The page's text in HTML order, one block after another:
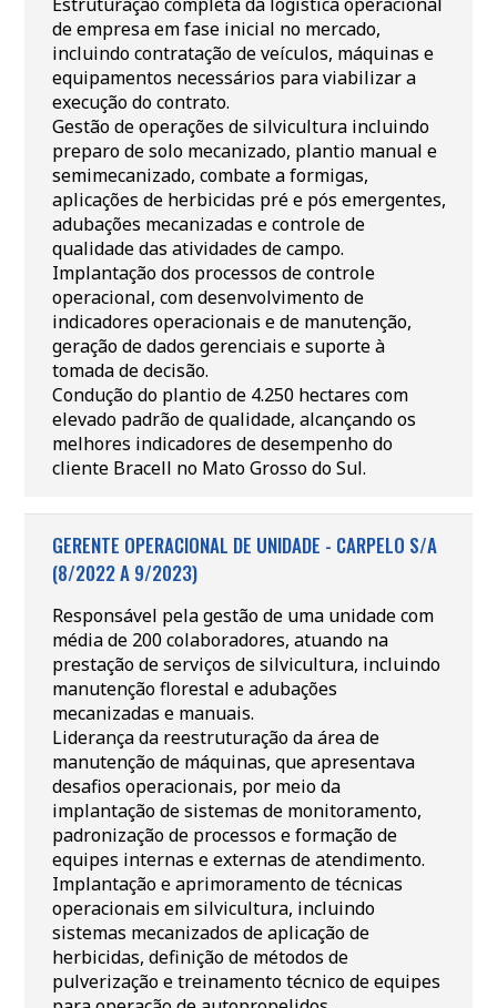
de empresa em fase inicial no mercado,
incluindo contratação de veículos, máquinas e
equipamentos necessários para viabilizar a
execução do contrato.
Gestão de operações de silvicultura incluindo
preparo de solo mecanizado, plantio manual e
semimecanizado, combate a formigas,
aplicações de herbicidas pré e pós emergentes,
adubações mecanizadas e controle de
qualidade das atividades de campo.
Implantação dos processos de controle
operacional, com desenvolvimento de
indicadores operacionais e de manutenção,
geração de dados gerenciais e suporte à
tomada de decisão.
Condução do plantio de 4.250 hectares com
elevado padrão de qualidade, alcançando os
melhores indicadores de desempenho do
cliente Bracell no Mato Grosso do Sul.
GERENTE OPERACIONAL DE UNIDADE - CARPELO S/A
(8/2022 A 9/2023)
Responsável pela gestão de uma unidade com
média de 200 colaboradores, atuando na
prestação de serviços de silvicultura, incluindo
manutenção florestal e adubações
mecanizadas e manuais.
Liderança da reestruturação da área de
manutenção de máquinas, que apresentava
desafios operacionais, por meio da
implantação de sistemas de monitoramento,
padronização de processos e formação de
equipes internas e externas de atendimento.
Implantação e aprimoramento de técnicas
operacionais em silvicultura, incluindo
sistemas mecanizados de aplicação de
herbicidas, definição de métodos de
pulverização e treinamento técnico de equipes